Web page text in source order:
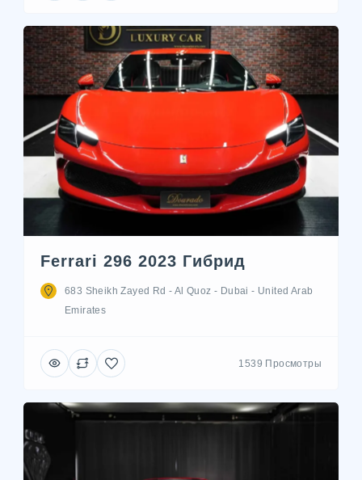
Ferrari 296 2023 Гибрид
683 Sheikh Zayed Rd - Al Quoz - Dubai - United Arab
Emirates
1539 Просмотры